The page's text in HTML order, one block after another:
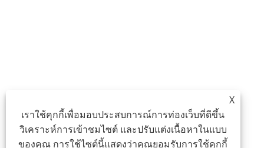
X
เราใช้คุกกี้เพื่อมอบประสบการณ์การท่องเว็บที่ดีขึ้น
วิเคราะห์การเข้าชมไซต์ และปรับแต่งเนื้อหาในแบบ
ของคุณ การใช้ไซต์นี้แสดงว่าคุณยอมรับการใช้คุกกี้